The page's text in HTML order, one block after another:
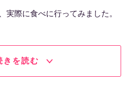
実際に食べに行ってみました。
きを読む